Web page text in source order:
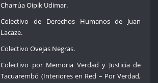
Charrúa Oipik Udimar.
Colectivo de Derechos Humanos de Juan
Lacaze.
Colectivo Ovejas Negras.
Colectivo por Memoria Verdad y Justicia de
Tacuarembó (Interiores en Red – Por Verdad,